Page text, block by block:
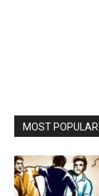
MOST POPULAR